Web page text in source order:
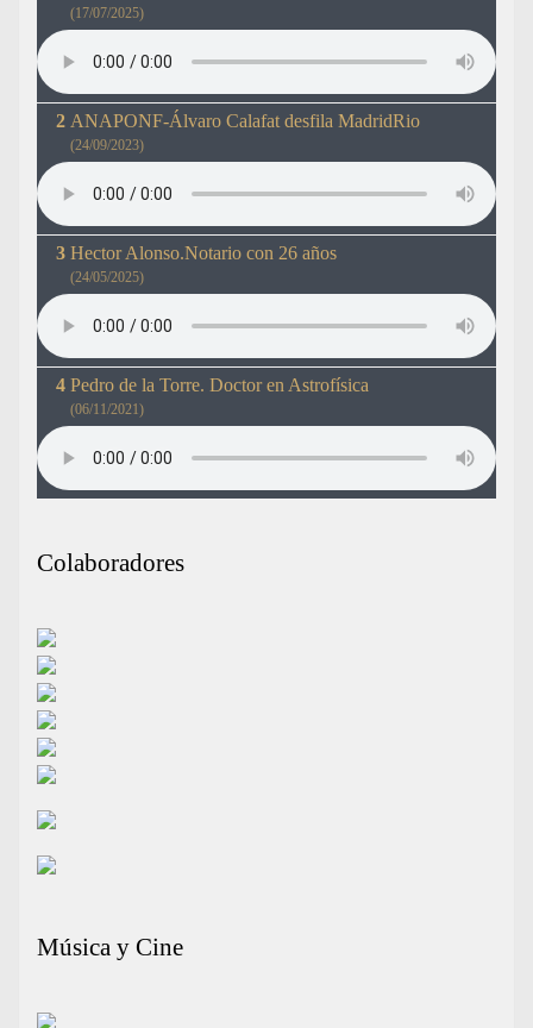
(17/07/2025)
ANAPONF-Álvaro Calafat desfila MadridRio
(24/09/2023)
Hector Alonso.Notario con 26 años
(24/05/2025)
Pedro de la Torre. Doctor en Astrofísica
(06/11/2021)
Colaboradores
Música y Cine